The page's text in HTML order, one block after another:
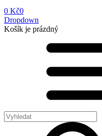
0 Kč0
Dropdown
Košík je prázdný